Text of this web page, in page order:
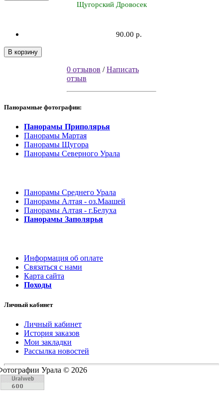
Щугорский Дровосек
90.00 р.
В корзину
0 отзывов /Написать
отзыв
Панорамные фотографии:
Панорамы Приполярья
Панорамы Мартая
Панорамы Щугора
Панорамы Северного Урала
Панорамы Среднего Урала
Панорамы Алтая - оз.Маашей
Панорамы Алтая - г.Белуха
Панорамы Заполярья
Информация об оплате
Связаться с нами
Карта сайта
Походы
Личный кабинет
Личный кабинет
История заказов
Мои закладки
Рассылка новостей
Урала © 2026